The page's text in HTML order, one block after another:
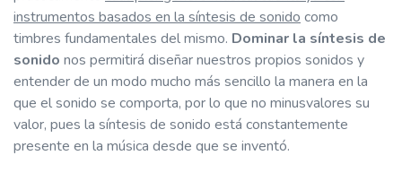
instrumentos basados en la síntesis de sonido como
timbres fundamentales del mismo. Dominar la síntesis de
sonido nos permitirá diseñar nuestros propios sonidos y
entender de un modo mucho más sencillo la manera en la
que el sonido se comporta, por lo que no minusvalores su
valor, pues la síntesis de sonido está constantemente
presente en la música desde que se inventó.